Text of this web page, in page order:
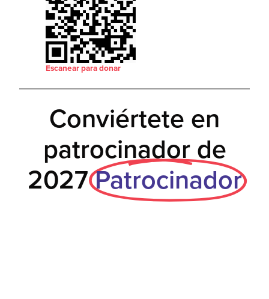
Escanear para donar
Conviértete en
patrocinador de
2027Patrocinador